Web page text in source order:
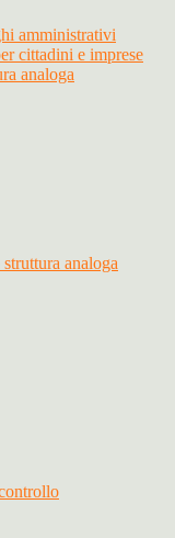
amministrativi
cittadini e imprese
analoga
analoga